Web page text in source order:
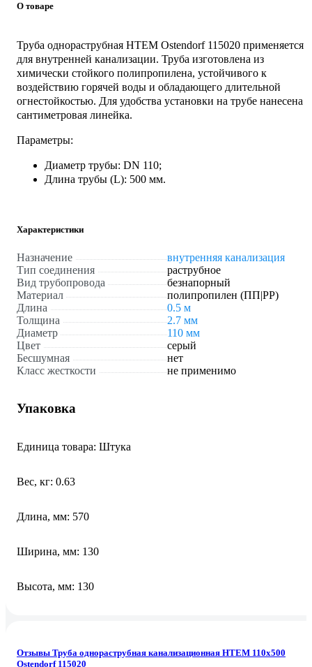
О товаре
Труба однораструбная HTEM Ostendorf 115020 применяется
для внутренней канализации. Труба изготовлена из
химически стойкого полипропилена, устойчивого к
воздействию горячей воды и обладающего длительной
огнестойкостью. Для удобства установки на трубе нанесена
сантиметровая линейка.
Параметры:
Диаметр трубы: DN 110;
Длина трубы (L): 500 мм.
Характеристики
Назначение
внутренняя канализация
Тип соединения
раструбное
Вид трубопровода
безнапорный
Материал
полипропилен (ПП|PP)
Длина
0.5 м
Толщина
2.7 мм
Диаметр
110 мм
Цвет
серый
Бесшумная
нет
Класс жесткости
не применимо
Упаковка
Единица товара: Штука
Вес, кг: 0.63
Длина, мм: 570
Ширина, мм: 130
Высота, мм: 130
Отзывы Труба однораструбная канализационная HTEM 110х500
Ostendorf 115020